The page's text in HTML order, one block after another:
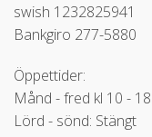
swish 1232825941
Bankgiro 277-5880
Öppettider:
Månd - fred kl 10 - 18
Lörd - sönd: Stängt